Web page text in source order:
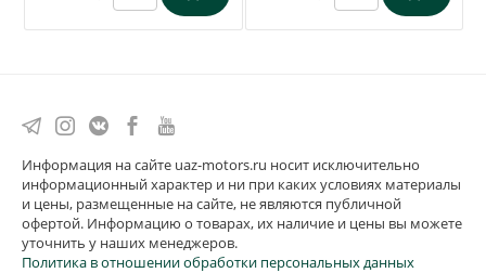
Информация на сайте uaz-motors.ru носит исключительно
информационный характер и ни при каких условиях материалы
и цены, размещенные на сайте, не являются публичной
офертой. Информацию о товарах, их наличие и цены вы можете
уточнить у наших менеджеров.
Политика в отношении обработки персональных данных